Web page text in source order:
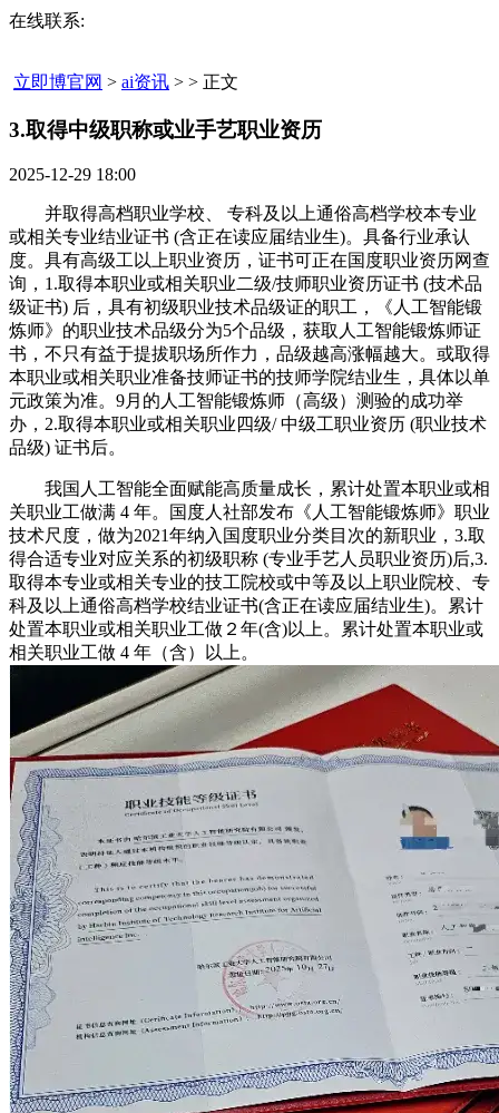
在线联系:
立即博官网 > ai资讯 > > 正文
3.取得中级职称或业手艺职业资历​
2025-12-29 18:00
并取得高档职业学校、 专科及以上通俗高档学校本专业
或相关专业结业证书 (含正在读应届结业生)。具备行业承认
度。具有高级工以上职业资历，证书可正在国度职业资历网查
询，1.取得本职业或相关职业二级/技师职业资历证书 (技术品
级证书) 后，具有初级职业技术品级证的职工，《人工智能锻
炼师》的职业技术品级分为5个品级，获取人工智能锻炼师证
书，不只有益于提拔职场所作力，品级越高涨幅越大。或取得
本职业或相关职业准备技师证书的技师学院结业生，具体以单
元政策为准。9月的人工智能锻炼师（高级）测验的成功举
办，2.取得本职业或相关职业四级/ 中级工职业资历 (职业技术
品级) 证书后。
我国人工智能全面赋能高质量成长，累计处置本职业或相
关职业工做满 4 年。国度人社部发布《人工智能锻炼师》职业
技术尺度，做为2021年纳入国度职业分类目次的新职业，3.取
得合适专业对应关系的初级职称 (专业手艺人员职业资历)后,3.
取得本专业或相关专业的技工院校或中等及以上职业院校、专
科及以上通俗高档学校结业证书(含正在读应届结业生)。累计
处置本职业或相关职业工做２年(含)以上。累计处置本职业或
相关职业工做 4 年（含）以上。